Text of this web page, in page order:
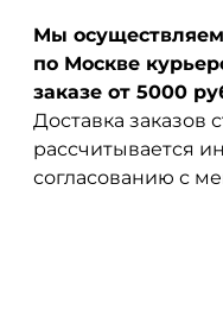
Мы
по Москве
заказе от 5000
Доставка заказов
рассчитывается
согласованию с